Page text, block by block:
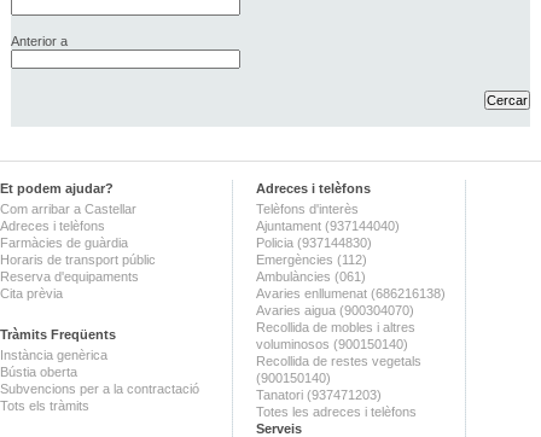
Anterior a
Et podem ajudar?
Com arribar a Castellar
Adreces i telèfons
Farmàcies de guàrdia
Horaris de transport públic
Reserva d'equipaments
Cita prèvia
Tràmits Freqüents
Instància genèrica
Bústia oberta
Subvencions per a la contractació
Tots els tràmits
Adreces i telèfons
Telèfons d'interès
Ajuntament (937144040)
Policia (937144830)
Emergències (112)
Ambulàncies (061)
Avaries enllumenat (686216138)
Avaries aigua (900304070)
Recollida de mobles i altres
voluminosos (900150140)
Recollida de restes vegetals
(900150140)
Tanatori (937471203)
Totes les adreces i telèfons
Serveis